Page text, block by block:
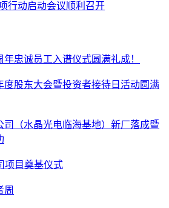
行动启动会议顺利召开
忠诚员工入谱仪式圆满礼成！
度股东大会暨投资者接待日活动圆满
司（水晶光电临海基地）新厂落成暨
项目奠基仪式
周